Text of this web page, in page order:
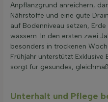
Anpflanzgrund anreichern,
Nährstoffe und eine gute
auf Bodenniveau setzen,
wässern. In den ersten zwei
besonders in trockenen
Frühjahr unterstützt Exklusive
sorgt für gesundes,
Unterhalt und Pflege